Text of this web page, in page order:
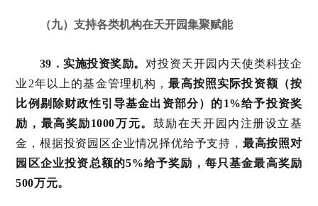
（九）支持各类机构在天开园集聚赋能
39．实施投资奖励。 对投资天开园内天使类科技企
业2年以上的基金管理机构，最高按照实际投资额（按
比例剔除财政性引导基金出资部分）的1%给予投资奖
励，最高奖励1000万元。 鼓励在天开园内注册设立基
金，根据投资园区企业情况择优给予支持， 最高按照对
园区企业投资总额的5%给予奖励，每只基金最高奖励
500万元。